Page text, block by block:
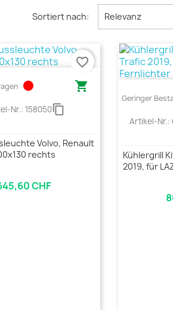
Sortiert nach: Relevanz
circle 
Nr.:158050content_copy
Volvo, Renault
rechts
CHF
favorite_border
Geringer
Artikel-Nr.:
Kühlergrill
2019, für